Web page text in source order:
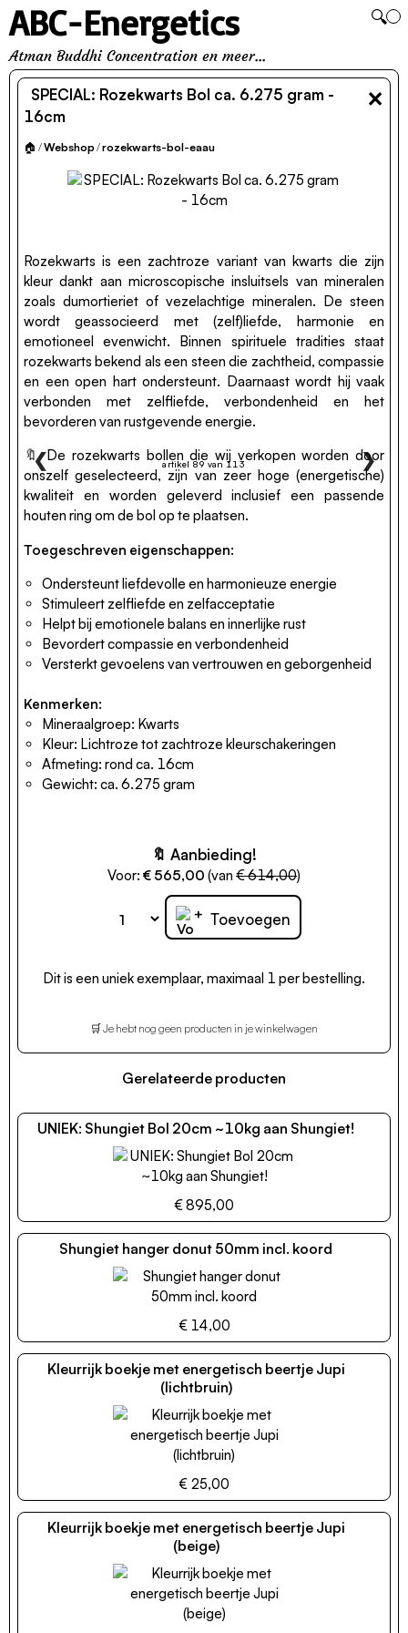
🔍
ABC-Energetics
Atman Buddhi Concentration en meer...
×
SPECIAL: Rozekwarts Bol ca. 6.275 gram -
16cm
🏠 /Webshop /rozekwarts-bol-eaau
❮ artikel 89 van 113 ❯
Rozekwarts is een zachtroze variant van kwarts die zijn
kleur dankt aan microscopische insluitsels van mineralen
zoals dumortieriet of vezelachtige mineralen. De steen
wordt geassocieerd met (zelf)liefde, harmonie en
emotioneel evenwicht. Binnen spirituele tradities staat
rozekwarts bekend als een steen die zachtheid, compassie
en een open hart ondersteunt. Daarnaast wordt hij vaak
verbonden met zelfliefde, verbondenheid en het
bevorderen van rustgevende energie.
🔖 De rozekwarts bollen die wij verkopen worden door
onszelf geselecteerd, zijn van zeer hoge (energetische)
kwaliteit en worden geleverd inclusief een passende
houten ring om de bol op te plaatsen.
Toegeschreven eigenschappen:
Ondersteunt liefdevolle en harmonieuze energie
Stimuleert zelfliefde en zelfacceptatie
Helpt bij emotionele balans en innerlijke rust
Bevordert compassie en verbondenheid
Versterkt gevoelens van vertrouwen en geborgenheid
Kenmerken:
Mineraalgroep: Kwarts
Kleur: Lichtroze tot zachtroze kleurschakeringen
Afmeting: rond ca. 16cm
Gewicht: ca. 6.275 gram
🔖 Aanbieding!
Voor: € 565,00 (van € 614,00)
+ Toevoegen
Dit is een uniek exemplaar, maximaal 1 per bestelling.
🛒 Je hebt nog geen producten in je winkelwagen
Gerelateerde producten
UNIEK: Shungiet Bol 20cm ~10kg aan Shungiet!
€ 895,00
Shungiet hanger donut 50mm incl. koord
€ 14,00
Kleurrijk boekje met energetisch beertje Jupi
(lichtbruin)
€ 25,00
Kleurrijk boekje met energetisch beertje Jupi
(beige)